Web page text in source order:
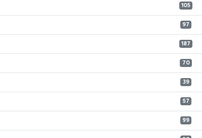
105
97
187
70
39
57
99